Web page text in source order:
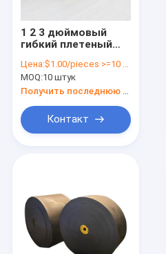
1 2 3 дюймовый
гибкий плетеный
теплоснабжение
топливное масло
шланг резиновой
сборки
Цена:$1.00/pieces >=10 pieces
MOQ:10 штук
Контакт